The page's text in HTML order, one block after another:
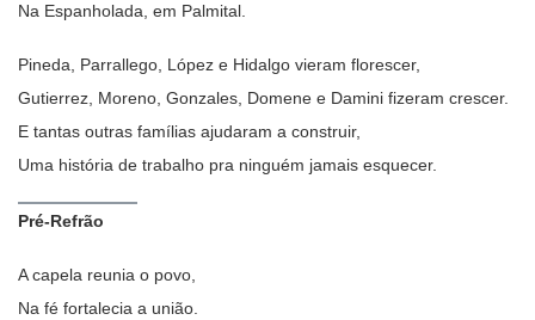
Na Espanholada, em Palmital.
Pineda, Parrallego, López e Hidalgo vieram florescer,
Gutierrez, Moreno, Gonzales, Domene e Damini fizeram crescer.
E tantas outras famílias ajudaram a construir,
Uma história de trabalho pra ninguém jamais esquecer.
Pré-Refrão
A capela reunia o povo,
Na fé fortalecia a união.